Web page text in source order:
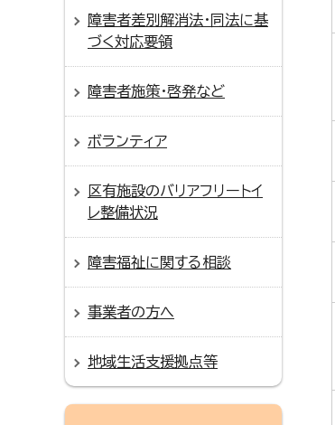
障害者差別解消法・同法に基
づく対応要領
障害者施策・啓発など
ボランティア
区有施設のバリアフリートイ
レ整備状況
障害福祉に関する相談
事業者の方へ
地域生活支援拠点等